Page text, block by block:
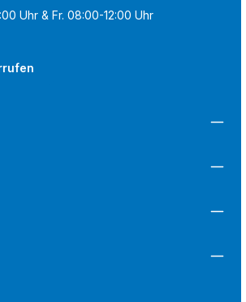
Uhr & Fr. 08:00-12:00 Uhr